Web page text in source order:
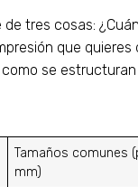
tres cosas:
que
se
Tamaños comunes
mm)